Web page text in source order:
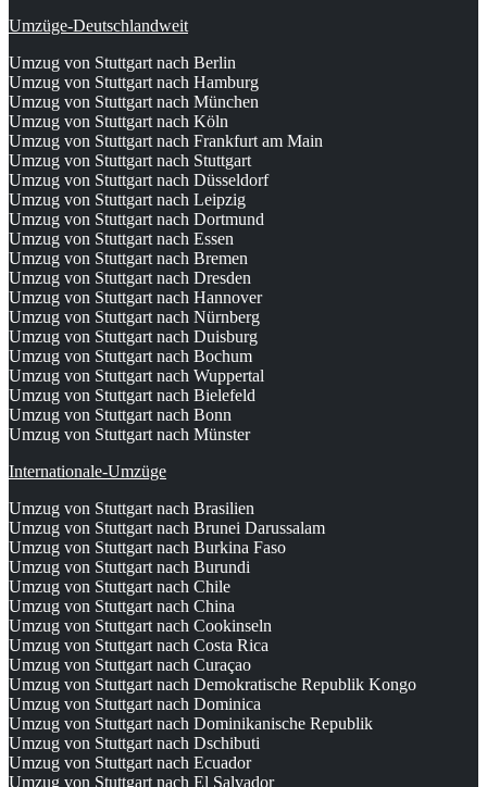
Umzüge-Deutschlandweit
Umzug von Stuttgart nach Berlin
Umzug von Stuttgart nach Hamburg
Umzug von Stuttgart nach München
Umzug von Stuttgart nach Köln
Umzug von Stuttgart nach Frankfurt am Main
Umzug von Stuttgart nach Stuttgart
Umzug von Stuttgart nach Düsseldorf
Umzug von Stuttgart nach Leipzig
Umzug von Stuttgart nach Dortmund
Umzug von Stuttgart nach Essen
Umzug von Stuttgart nach Bremen
Umzug von Stuttgart nach Dresden
Umzug von Stuttgart nach Hannover
Umzug von Stuttgart nach Nürnberg
Umzug von Stuttgart nach Duisburg
Umzug von Stuttgart nach Bochum
Umzug von Stuttgart nach Wuppertal
Umzug von Stuttgart nach Bielefeld
Umzug von Stuttgart nach Bonn
Umzug von Stuttgart nach Münster
Internationale-Umzüge
Umzug von Stuttgart nach Brasilien
Umzug von Stuttgart nach Brunei Darussalam
Umzug von Stuttgart nach Burkina Faso
Umzug von Stuttgart nach Burundi
Umzug von Stuttgart nach Chile
Umzug von Stuttgart nach China
Umzug von Stuttgart nach Cookinseln
Umzug von Stuttgart nach Costa Rica
Umzug von Stuttgart nach Curaçao
Umzug von Stuttgart nach Demokratische Republik Kongo
Umzug von Stuttgart nach Dominica
Umzug von Stuttgart nach Dominikanische Republik
Umzug von Stuttgart nach Dschibuti
Umzug von Stuttgart nach Ecuador
Umzug von Stuttgart nach El Salvador